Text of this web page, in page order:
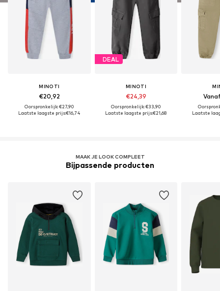
MINOTI
€20,92
Oorspronkelijk: €27,90
Laatste laagste prijs:€16,74
DEAL
MINOTI
€24,39
Oorspronkelijk: €33,90
Laatste laagste prijs:€21,68
Laatste
MAAK JE LOOK COMPLEET
Bijpassende producten